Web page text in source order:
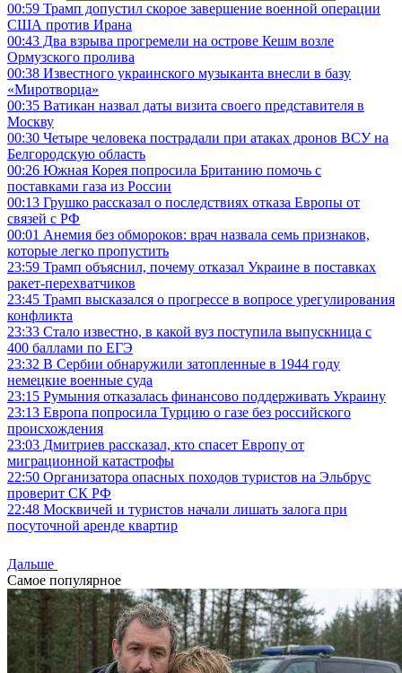
00:59 Трамп допустил скорое завершение военной операции
США против Ирана
00:43 Два взрыва прогремели на острове Кешм возле
Ормузского пролива
00:38 Известного украинского музыканта внесли в базу
«Миротворца»
00:35 Ватикан назвал даты визита своего представителя в
Москву
00:30 Четыре человека пострадали при атаках дронов ВСУ на
Белгородскую область
00:26 Южная Корея попросила Британию помочь с
поставками газа из России
00:13 Грушко рассказал о последствиях отказа Европы от
связей с РФ
00:01 Анемия без обмороков: врач назвала семь признаков,
которые легко пропустить
23:59 Трамп объяснил, почему отказал Украине в поставках
ракет-перехватчиков
23:45 Трамп высказался о прогрессе в вопросе урегулирования
конфликта
23:33 Стало известно, в какой вуз поступила выпускница с
400 баллами по ЕГЭ
23:32 В Сербии обнаружили затопленные в 1944 году
немецкие военные суда
23:15 Румыния отказалась финансово поддерживать Украину
23:13 Европа попросила Турцию о газе без российского
происхождения
23:03 Дмитриев рассказал, кто спасет Европу от
миграционной катастрофы
22:50 Организатора опасных походов туристов на Эльбрус
проверит СК РФ
22:48 Москвичей и туристов начали лишать залога при
посуточной аренде квартир
Дальше
Самое популярное